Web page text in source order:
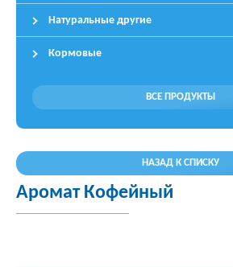
Натуральные другие
Кормовые
ВСЕ ПРОДУКТЫ
НАЗАД К СПИСКУ
Аромат Кофейный